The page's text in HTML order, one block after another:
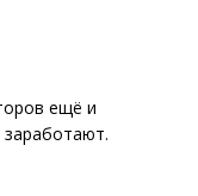
ещё и